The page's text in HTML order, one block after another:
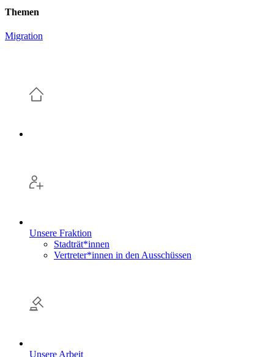
Themen
Migration
Unsere Fraktion
Stadträt*innen
Vertreter*innen in den Ausschüssen
Unsere Arbeit